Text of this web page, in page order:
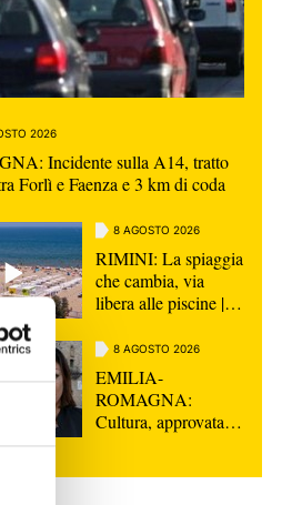
2026
Incidente sulla A14, tratto
Forlì e Faenza e 3 km di coda
8 AGOSTO 2026
RIMINI: La spiaggia
che cambia, via
libera alle piscine |
8 AGOSTO 2026
EMILIA-
ROMAGNA:
Cultura, approvata in